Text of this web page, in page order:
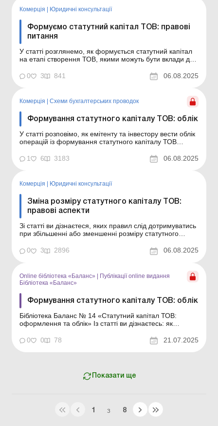
Комерція | Юридичні консультації
Формуємо статутний капітал ТОВ: правові
питання
У статті розглянемо, як формується статутний капітал
на етапі створення ТОВ, якими можуть бути вклади до
встановлено законодавством щодо формування
статутного капіталу. У статті ми розповімо, що таке
створення ...
0 3 841 06.08.2025
Комерція Схеми бухгалтерських проводок
Формування статутного капіталу ТОВ: облік
У статті розповімо, як емітенту та інвестору вести облік
операцій із формування статутного капіталу ТОВ
дізнаєтесь: як відображаються в обліку емітента та
інвестора операції з формування статутного капіталу
1 6 3183 06.08.2025
Комерція Юридичні консультації
Зміна розміру статутного капіталу ТОВ:
правові аспекти
Зі статті ви дізнаєтеся, яких правил слід дотримуватись
при збільшенні або зменшенні розміру статутного
і які документи потрібно оформити. На етапі створення
ТОВ його засновники формують статутний капітал, але
0 3 2896 06.08.2025
Online бібліотека «Баланс» | Публікації online видання
Бібліотека «Баланс»
Формування статутного капіталу ТОВ: облік
Бібліотека Баланс № 14 «Статутний капітал ТОВ:
оформлення та облік» Із статті ви дізнаєтесь: як
з формування статутного капіталу ТОВ шляхом
0 0 78 21.07.2025
Показати ще
1 З 8